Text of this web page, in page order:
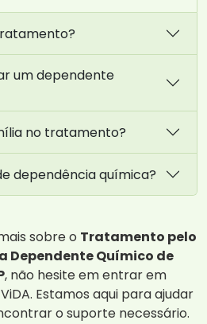
um dependente
no tratamento?
dependência química?
sobre o Tratamento pelo
Dependente Químico de
, não hesite em entrar em
Estamos aqui para ajudar
o suporte necessário.